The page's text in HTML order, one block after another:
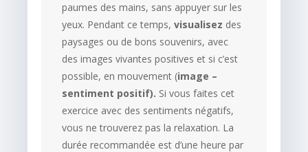
paumes des mains, sans appuyer sur les
yeux. Pendant ce temps,visualisez des
paysages ou de bons souvenirs, avec
des images vivantes positives et si c’est
possible, en mouvement (image –
sentiment positif). Si vous faites cet
exercice avec des sentiments négatifs,
vous ne trouverez pas la relaxation. La
durée recommandée est d’une heure par